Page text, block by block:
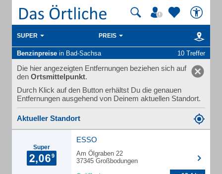
SUPER PREIS
Benzinpreise in Bad-Sachsa 10 Treffer
Die hier angezeigten Entfernungen beziehen sich auf
den Ortsmittelpunkt.
Durch Klick auf den Button erhältst Du die genauen
Entfernungen ausgehend von Deinem aktuellen Standort.
Aktueller Standort
Super
ESSO
Am Ölgraben 22
37345 Großbodungen